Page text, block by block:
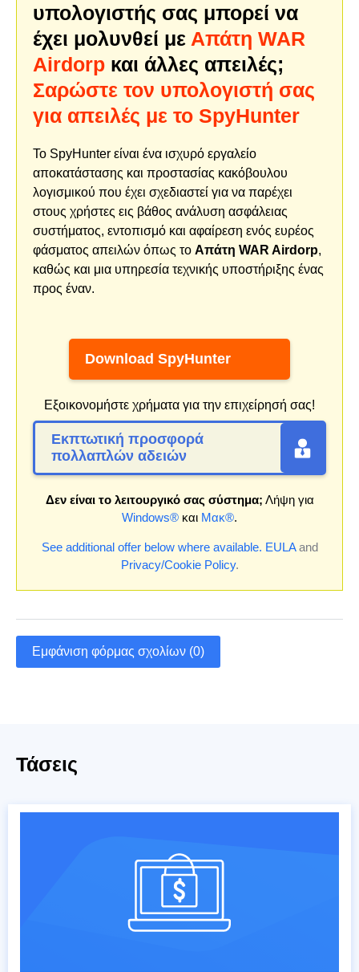
υπολογιστής σας μπορεί να
έχει μολυνθεί με Απάτη WAR
Airdorp και άλλες απειλές;
Σαρώστε τον υπολογιστή σας
για απειλές με το SpyHunter
Το SpyHunter είναι ένα ισχυρό εργαλείο
αποκατάστασης και προστασίας κακόβουλου
λογισμικού που έχει σχεδιαστεί για να παρέχει
στους χρήστες εις βάθος ανάλυση ασφάλειας
συστήματος, εντοπισμό και αφαίρεση ενός ευρέος
φάσματος απειλών όπως το Απάτη WAR Airdorp,
καθώς και μια υπηρεσία τεχνικής υποστήριξης ένας
προς έναν.
Download SpyHunter
Εξοικονομήστε χρήματα για την επιχείρησή σας!
Εκπτωτική προσφορά
πολλαπλών αδειών
Δεν είναι το λειτουργικό σας σύστημα; Λήψη για
Windows® και Μακ®.
See additional offer below where available. EULAand
Privacy/Cookie Policy.
Εμφάνιση φόρμας σχολίων (0)
Τάσεις